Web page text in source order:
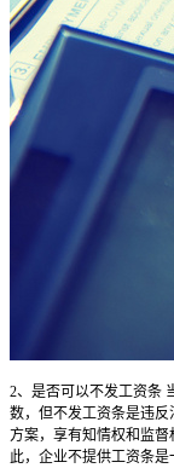
2、是否可以不发工资条
数，但不发工资条是违
方案，享有知情权和监
此，企业不提供工资条